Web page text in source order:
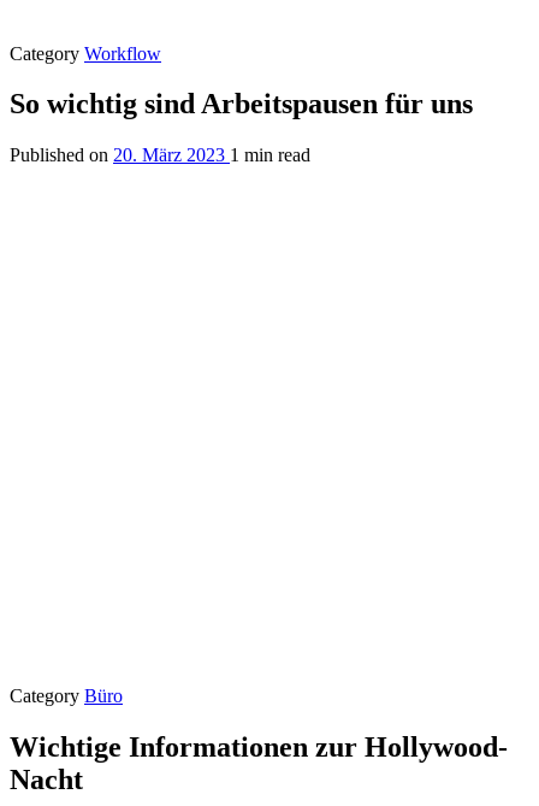
Category Workflow
So wichtig sind Arbeitspausen für uns
Published on 20. März 2023 1 min read
Category Büro
Wichtige Informationen zur Hollywood-
Nacht